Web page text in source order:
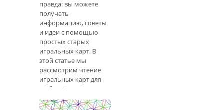
правда: вы можете
получать
информацию, советы
и идеи с помощью
простых старых
игральных карт. В
этой статье мы
рассмотрим чтение
игральных карт для
любви. При
использовании
описанного здесь